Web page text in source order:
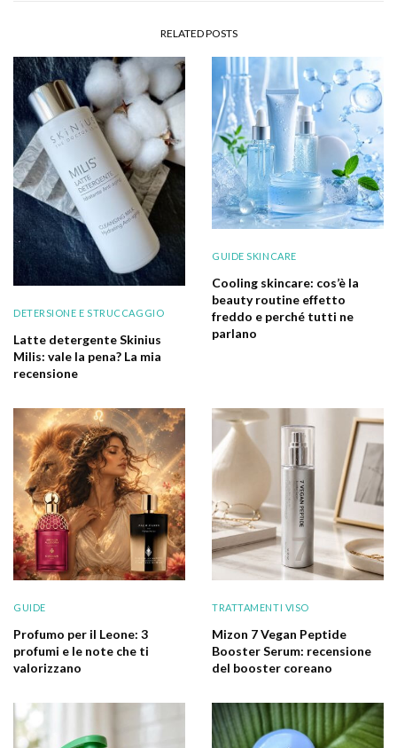
RELATED POSTS
DETERSIONE E STRUCCAGGIO
Latte detergente Skinius
Milis: vale la pena? La mia
recensione
GUIDE SKINCARE
Cooling skincare: cos’è la
beauty routine effetto
freddo e perché tutti ne
parlano
GUIDE
Profumo per il Leone: 3
profumi e le note che ti
valorizzano
TRATTAMENTI VISO
Mizon 7 Vegan Peptide
Booster Serum: recensione
del booster coreano